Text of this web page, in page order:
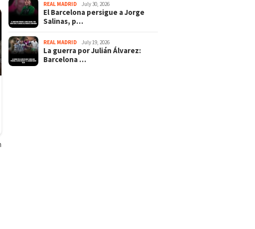
REAL MADRID July 30, 2026
El Barcelona persigue a Jorge
Salinas, p…
REAL MADRID July 19, 2026
La guerra por Julián Álvarez:
Barcelona …